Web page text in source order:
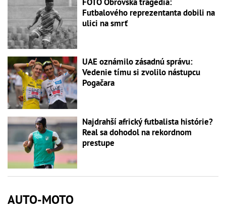
Futbalového reprezentanta dobili na
ulici na smrť
UAE oznámilo zásadnú správu:
Vedenie tímu si zvolilo nástupcu
Pogačara
Najdrahší africký futbalista histórie?
Real sa dohodol na rekordnom
prestupe
AUTO-MOTO